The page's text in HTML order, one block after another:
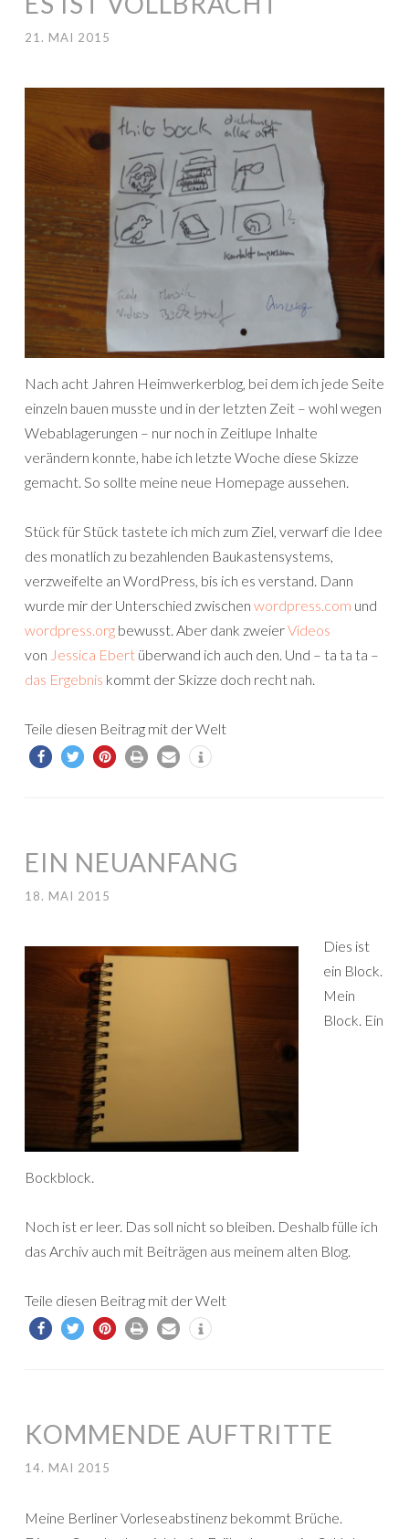
21. MAI 2015
Nach acht Jahren Heimwerkerblog, bei dem ich jede Seite
einzeln bauen musste und in der letzten Zeit – wohl wegen
Webablagerungen – nur noch in Zeitlupe Inhalte
verändern konnte, habe ich letzte Woche diese Skizze
gemacht. So sollte meine neue Homepage aussehen.
Stück für Stück tastete ich mich zum Ziel, verwarf die Idee
des monatlich zu bezahlenden Baukastensystems,
verzweifelte an WordPress, bis ich es verstand. Dann
wurde mir der Unterschied zwischen wordpress.com und
wordpress.org bewusst. Aber dank zweierVideos
von Jessica Ebert überwand ich auch den. Und – ta ta ta –
das Ergebnis kommt der Skizze doch recht nah.
Teile diesen Beitrag mit der Welt
EIN NEUANFANG
18. MAI 2015
Dies ist
ein Block.
Mein
Block. Ein
Bockblock.
Noch ist er leer. Das soll nicht so bleiben. Deshalb fülle ich
das Archiv auch mit Beiträgen aus meinem alten Blog.
Teile diesen Beitrag mit der Welt
KOMMENDE AUFTRITTE
14. MAI 2015
Meine Berliner Vorleseabstinenz bekommt Brüche.